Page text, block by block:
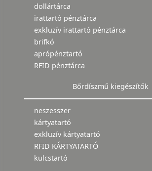
dollártárca
irattartó pénztárca
exkluzív irattartó pénztárca
brifkó
aprópénztartó
RFID pénztárca
Bőrdíszmű kiegészítők
neszesszer
kártyatartó
exkluzív kártyatartó
RFID KÁRTYATARTÓ
kulcstartó